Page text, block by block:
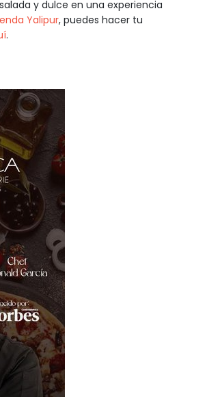
y dulce en una experiencia
Yalipur, puedes hacer tu
.